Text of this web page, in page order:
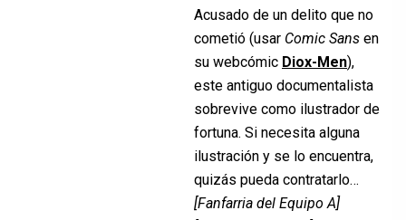
Acusado de un delito que no
cometió (usar Comic Sans en
su webcómic Diox-Men),
este antiguo documentalista
sobrevive como ilustrador de
fortuna. Si necesita alguna
ilustración y se lo encuentra,
quizás pueda contratarlo…
[Fanfarria del Equipo A]